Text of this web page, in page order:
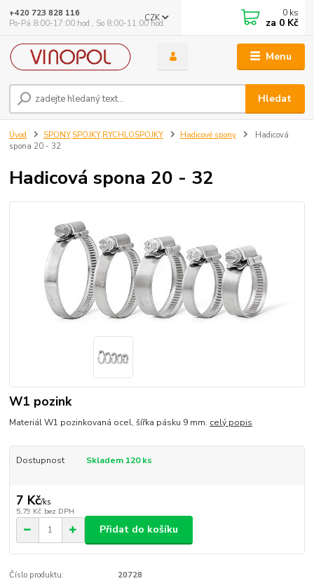
Menu
CZK
Hledat
+420 723 828 116
Po-Pá 8:00-17:00 hod., So 8:00-11:00 hod.
0 ks
za 0 Kč
Úvod SPONY,SPOJKY,RYCHLOSPOJKY Hadicové spony
Hadicová
spona 20 - 32
Hadicová spona 20 - 32
W1 pozink
Materiál W1 pozinkovaná ocel, šířka pásku 9 mm. celý popis
Dostupnost Skladem 120 ks
7 Kč/ks
5,79 Kč bez DPH
Přidat do košíku
Číslo produktu: 20728